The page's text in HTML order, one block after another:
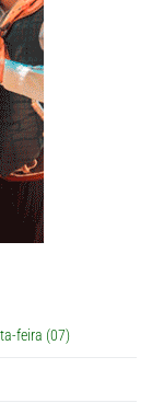
feira (07)